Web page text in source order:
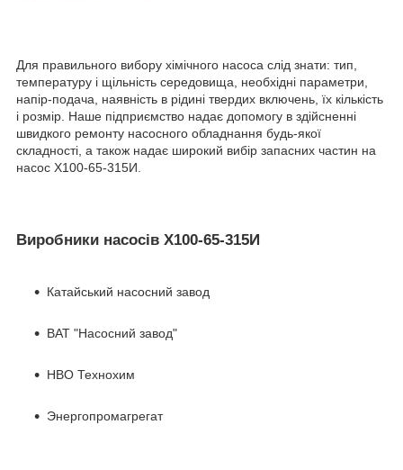
Для правильного вибору хімічного насоса слід знати: тип,
температуру і щільність середовища, необхідні параметри,
напір-подача, наявність в рідині твердих включень, їх кількість
і розмір. Наше підприємство надає допомогу в здійсненні
швидкого ремонту насосного обладнання будь-якої
складності, а також надає широкий вибір запасних частин на
насос Х100-65-315И.
Виробники насосів Х100-65-315И
Катайський насосний завод
ВАТ "Насосний завод"
НВО Технохим
Энергопромагрегат